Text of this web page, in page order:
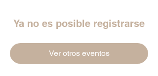
Ya no es posible registrarse
Ver otros eventos